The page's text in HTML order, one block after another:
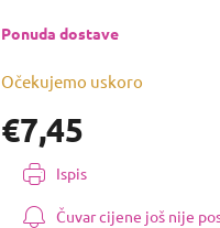
€7,45
Izmjeri
cijenu:
Očekujemo uskoro
Ponuda dostave
Ispis
Čuvar cijene još nije